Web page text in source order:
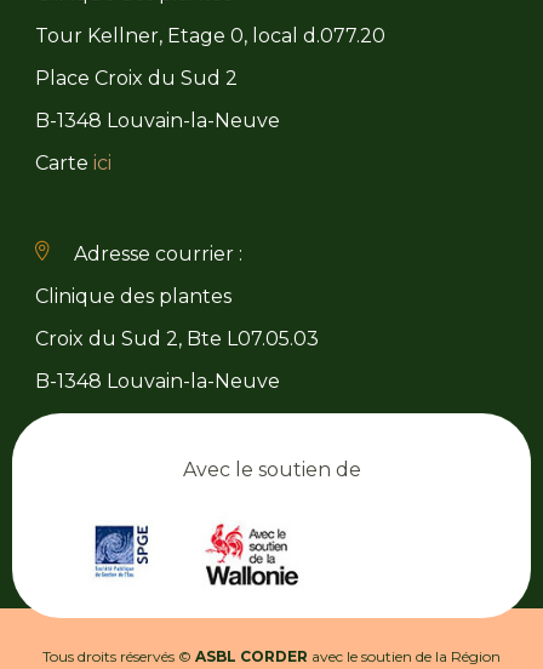
Tour Kellner, Etage 0, local d.077.20
Place Croix du Sud 2
B-1348 Louvain-la-Neuve
Carte ici
Adresse courrier :
Clinique des plantes
Croix du Sud 2, Bte L07.05.03
B-1348 Louvain-la-Neuve
Avec le soutien de
Tous droits réservés © ASBL CORDER avec le soutien de la Région